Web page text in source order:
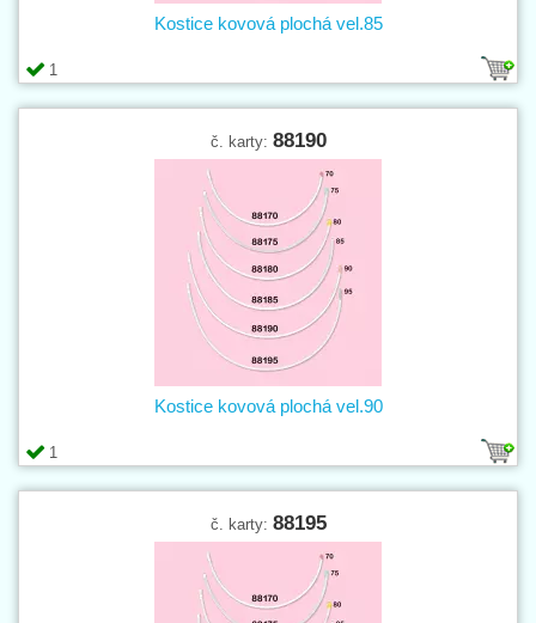
1
Kostice kovová plochá vel.85
č. karty: 88190
1
Kostice kovová plochá vel.90
č. karty: 88195